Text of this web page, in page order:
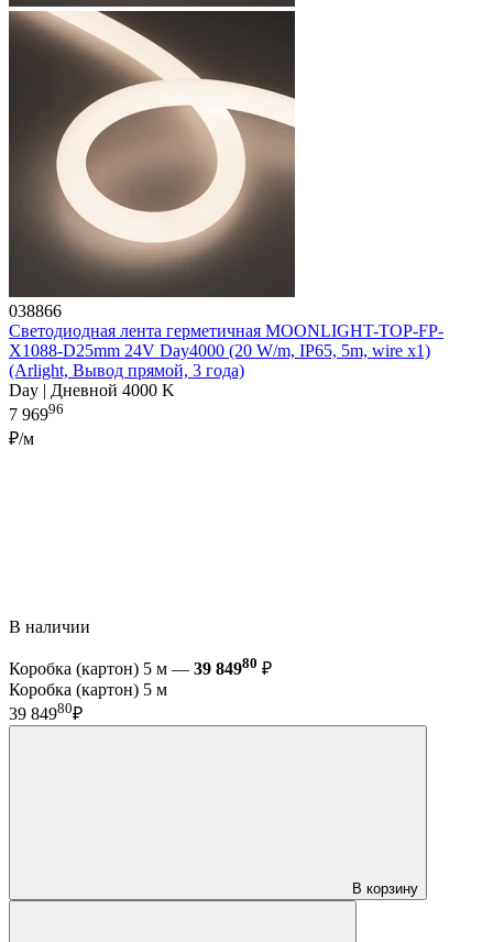
038866
Светодиодная лента герметичная MOONLIGHT-TOP-FP-
X1088-D25mm 24V Day4000 (20 W/m, IP65, 5m, wire x1)
(Arlight, Вывод прямой, 3 года)
Day | Дневной 4000 K
7 96996
₽/м
В наличии
Коробка (картон) 5 м — 39 84980 ₽
Коробка (картон) 5 м
39 84980₽
В корзину